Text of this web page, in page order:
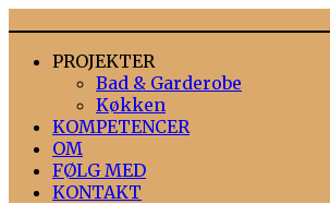
PROJEKTER
Bad & Garderobe
Køkken
KOMPETENCER
OM
FØLG MED
KONTAKT